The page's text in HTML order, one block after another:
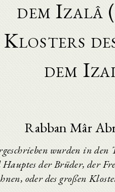
dem Izalâ
Klosters
dem
Rabban Mâr
wurden in
Hauptes der Brüder, der
oder des großen